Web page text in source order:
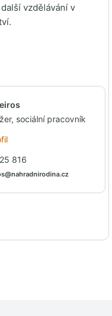
vzdělávání v
sociální pracovník
816